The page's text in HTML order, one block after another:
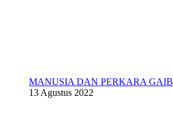
MANUSIA DAN PERKARA GAIB
13 Agustus 2022